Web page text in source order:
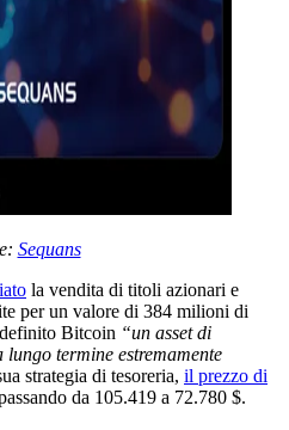
Sequans
la vendita di titoli azionari e
per un valore di 384 milioni di
Bitcoin “un asset di
termine estremamente
strategia di tesoreria, il prezzo di
da 105.419 a 72.780 $.